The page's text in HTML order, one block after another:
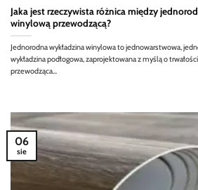
Jaka jest rzeczywista różnica między
winylową przewodzącą?
Jednorodna wykładzina winylowa to jednowarstwowa,
wykładzina podłogowa, zaprojektowana z myślą o
przewodząca...
06
sie